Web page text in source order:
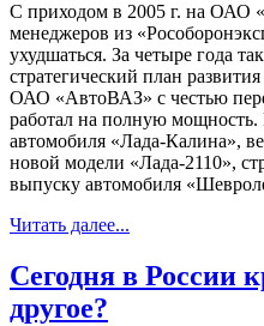
С приходом в 2005 г. на ОАО
менеджеров из
ухудшаться. За четыре года
стратегический план
ОАО «АвтоВАЗ» с честью
работал на полную
автомобиля «Лада-Калина»,
новой модели «Лада-2110»,
выпуску автомобиля
Читать далее...
Сегодня в России
другое?